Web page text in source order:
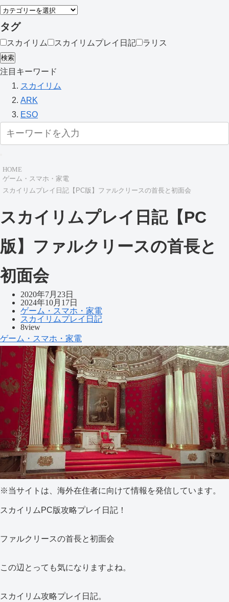
タグ
スカイリム スカイリムプレイ日記 ラリス
検索
注目キーワード
スカイリム
ARK
ESO
HOME
ゲーム・スマホ・家電
スカイリムプレイ日記【PC版】ファルクリースの首長と初面会
スカイリムプレイ日記【PC
版】ファルクリースの首長と
初面会
2020年7月23日
2024年10月17日
ゲーム・スマホ・家電
スカイリムプレイ日記
8view
ゲーム・スマホ・家電
※当サイトは、海外在住者に向けて情報を発信しています。
スカイリムPC版攻略プレイ日記！
ファルクリースの首長と初面会
この辺とっても気になりますよね。
スカイリム攻略プレイ日記。